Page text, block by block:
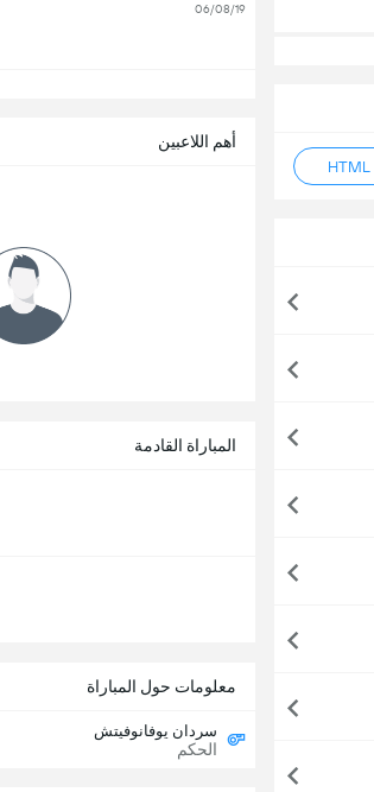
المباراة القادمة
أهم اللاعبين
معلومات حول المباراة
سردان يوفانوفيتش
الحكم
06/08/19